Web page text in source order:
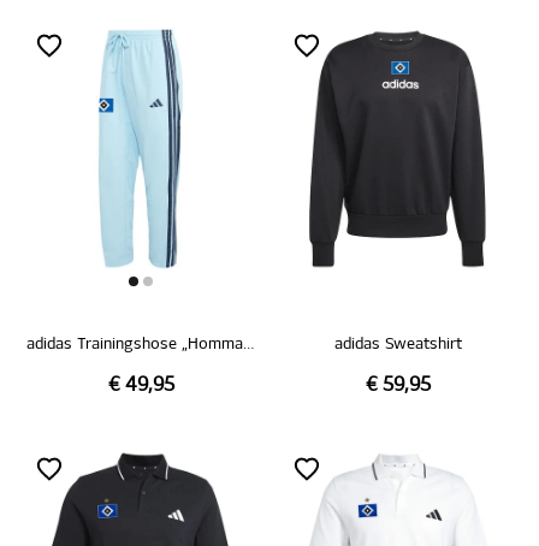
adidas Trainingshose „Hommage Pokalsieg 1976“
€ 49,95
adidas Sweatshirt
€ 59,95